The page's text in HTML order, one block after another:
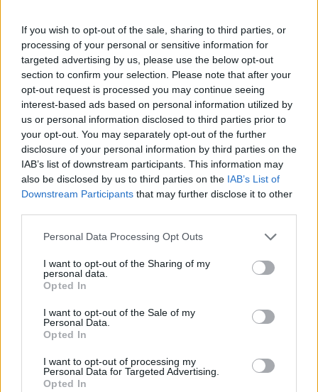
If you wish to opt-out of the sale, sharing to third parties, or
processing of your personal or sensitive information for
targeted advertising by us, please use the below opt-out
section to confirm your selection. Please note that after your
opt-out request is processed you may continue seeing
interest-based ads based on personal information utilized by
us or personal information disclosed to third parties prior to
your opt-out. You may separately opt-out of the further
disclosure of your personal information by third parties on the
IAB’s list of downstream participants. This information may
also be disclosed by us to third parties on the IAB’s List of
Downstream Participants that may further disclose it to other
Personal Data Processing Opt Outs
I want to opt-out of the Sharing of my
personal data.
Opted In
I want to opt-out of the Sale of my
Personal Data.
Opted In
I want to opt-out of processing my
Personal Data for Targeted Advertising.
Opted In
Leggi l'articolo:
Legnano ricorda la Resistenza: inaugurato a Mazzafame il
cippo dedicato a Samuele Turconi e ai partigiani
Commenti
Accedi
articolo.
L'email è richiesta ma non verrà mostrata ai visitatori. Il contenuto di questo
commento esprime il pensiero dell'autore e non rappresenta la linea editoriale